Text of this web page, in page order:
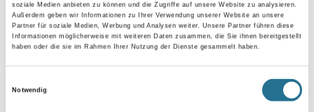
soziale Medien anbieten zu können und die Zugriffe auf unsere Website zu analysieren.
Außerdem geben wir Informationen zu Ihrer Verwendung unserer Website an unsere
Partner für soziale Medien, Werbung und Analysen weiter. Unsere Partner führen diese
Informationen möglicherweise mit weiteren Daten zusammen, die Sie ihnen bereitgestellt
haben oder die sie im Rahmen Ihrer Nutzung der Dienste gesammelt haben.
Notwendig
Umrechnungsfaktoren